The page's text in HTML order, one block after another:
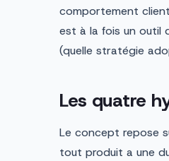
comportement
est à la fois un outil
(quelle stratégie
Les quatre
Le concept repose
tout produit a une